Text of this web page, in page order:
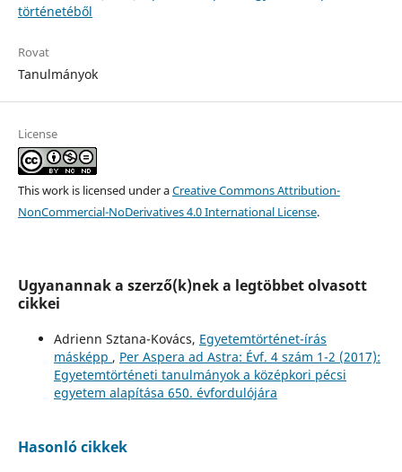
történetéből
Rovat
Tanulmányok
License
This work is licensed under aCreative Commons Attribution-
NonCommercial-NoDerivatives 4.0 International License.
Ugyanannak a szerző(k)nek a legtöbbet olvasott
cikkei
Adrienn Sztana-Kovács, Egyetemtörténet-írás
másképp , Per Aspera ad Astra: Évf. 4 szám 1-2 (2017):
Egyetemtörténeti tanulmányok a középkori pécsi
egyetem alapítása 650. évfordulójára
Hasonló cikkek